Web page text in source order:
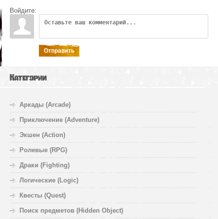
Войдите:
Отправить
Категории
Аркады (Arcade)
Приключение (Adventure)
Экшен (Action)
Ролевые (RPG)
Драки (Fighting)
Логические (Logic)
Квесты (Quest)
Поиск предметов (Hidden Object)